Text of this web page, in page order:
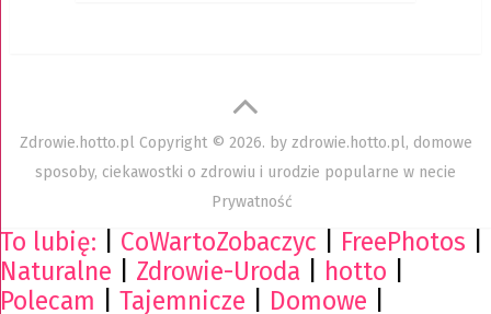
Zdrowie.hotto.pl Copyright © 2026. by zdrowie.hotto.pl, domowe
sposoby, ciekawostki o zdrowiu i urodzie popularne w necie
Prywatność
To lubię: CoWartoZobaczyc FreePhotos
Naturalne
Zdrowie-Uroda hotto
Polecam
Tajemnicze Domowe